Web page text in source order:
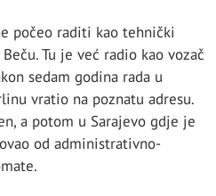
počeo raditi kao tehnički
Tu je već radio kao vozač
sedam godina rada u
vratio na poznatu adresu.
a potom u Sarajevo gdje je
od administrativno-